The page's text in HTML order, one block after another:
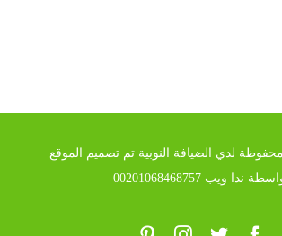
لدي الضيافة النوبية تم تصميم الموقع
ندا ويب 00201068468757